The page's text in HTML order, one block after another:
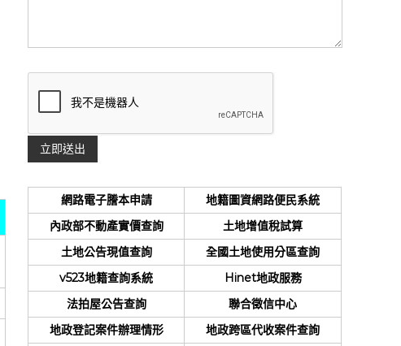
網路電子謄本申請
地籍圖資網路便民系統
內政部不動產實價查詢
土地增值稅試算
土地公告現值查詢
全國土地使用分區查詢
v523地籍查詢系統
Hinet地政服務
法拍屋公告查詢
聯合徵信中心
地政登記案件辦理情形
地政跨區代收案件查詢